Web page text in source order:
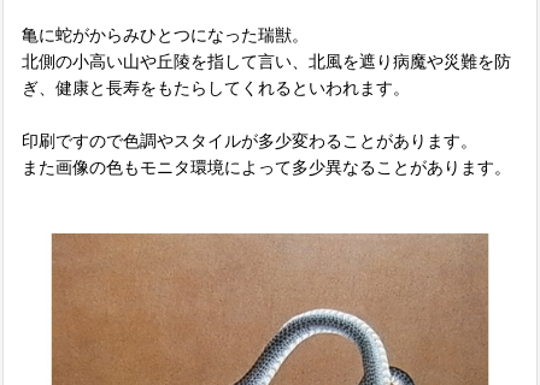
亀に蛇がからみひとつになった瑞獣。
北側の小高い山や丘陵を指して言い、北風を遮り病魔や災難を防
ぎ、健康と長寿をもたらしてくれるといわれます。
印刷ですので色調やスタイルが多少変わることがあります。
また画像の色もモニタ環境によって多少異なることがあります。